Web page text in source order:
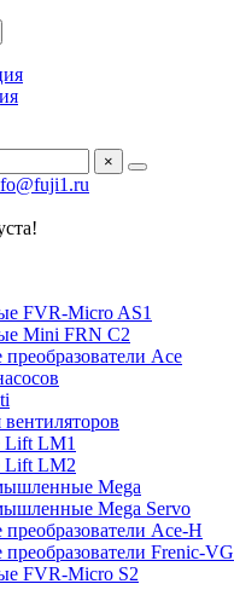
×
FVR-Micro AS1
Mini FRN C2
Ace
LM1
Lift LM2
Mega
Mega Servo
преобразователи Ace-H
преобразователи Frenic-VG
FVR-Micro S2